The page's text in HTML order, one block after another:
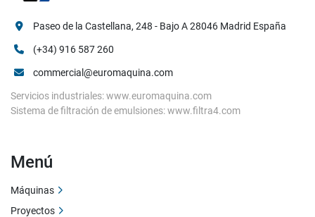
Paseo de la Castellana, 248 - Bajo A 28046 Madrid España
(+34) 916 587 260
commercial@euromaquina.com
Servicios industriales: www.euromaquina.com
Sistema de filtración de emulsiones: www.filtra4.com
Menú
Máquinas
Proyectos